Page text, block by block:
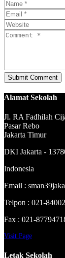
Alamat Sekolah
Jl. RA Fadhilah
Pasar Rebo
Jakarta Timur
DKI Jakarta -
Indonesia
Email :
Telpon : 021-
Fax : 021-
Visit Page
Letak Sekolah